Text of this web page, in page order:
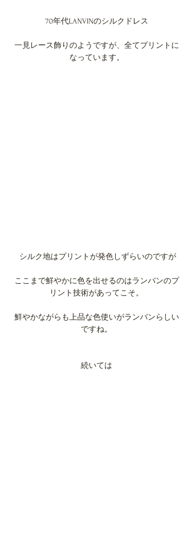
70年代LANVINのシルクドレス
一見レース飾りのようですが、全てプリントに
なっています。
シルク地はプリントが発色しずらいのですが
ここまで鮮やかに色を出せるのはランバンのプ
リント技術があってこそ。
鮮やかながらも上品な色使いがランバンらしい
ですね。
続いては